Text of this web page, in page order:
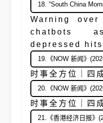
18. “South China
Warning
chatbots
depressed
19.《NOW 新闻》
时事全方位｜四
20.《NOW 新闻》
时事全方位｜四
21.《香港经济日报》